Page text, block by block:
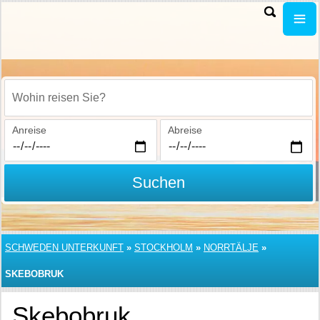
Wohin reisen Sie?
Anreise Abreise
Suchen
SCHWEDEN UNTERKUNFT » STOCKHOLM » NORRTÄLJE »
SKEBOBRUK